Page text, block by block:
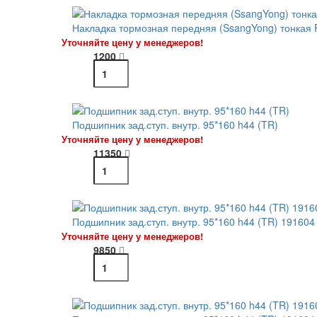
Накладка тормозная передняя (SsangYong) тонкая
Уточняйте цену у менеджеров!
1200
Подшипник зад.ступ. внутр. 95*160 h44 (TR)
Уточняйте цену у менеджеров!
11350
Подшипник зад.ступ. внутр. 95*160 h44 (TR) 191604
Уточняйте цену у менеджеров!
9850